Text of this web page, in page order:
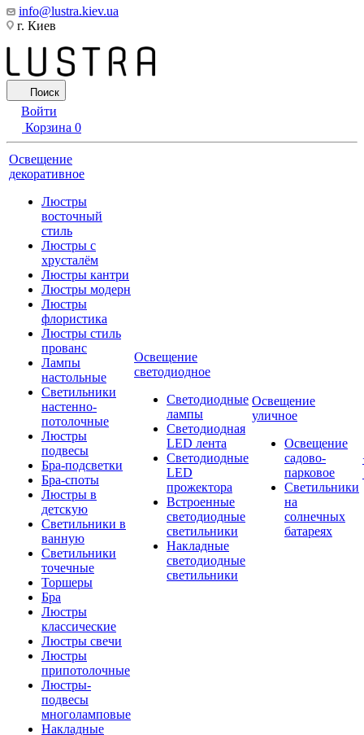
info@lustra.kiev.ua
г. Киев
Поиск
Войти
Корзина 0
Освещение
декоративное
Люстры
восточный
стиль
Люстры с
хрусталём
Люстры кантри
Люстры модерн
Люстры
флористика
Люстры стиль
прованс
Лампы
настольные
Светильники
настенно-
потолочные
Люстры
подвесы
Бра-подсветки
Бра-споты
Люстры в
детскую
Светильники в
ванную
Светильники
точечные
Торшеры
Бра
Люстры
классические
Люстры свечи
Люстры
припотолочные
Люстры-
подвесы
многоламповые
Накладные
Освещение
светодиодное
Светодиодные
лампы
Светодиодная
LED лента
Светодиодные
LED
прожектора
Встроенные
светодиодные
светильники
Накладные
светодиодные
светильники
Освещение
уличное
Освещение
садово-
парковое
Светильники
на
солнечных
батареях